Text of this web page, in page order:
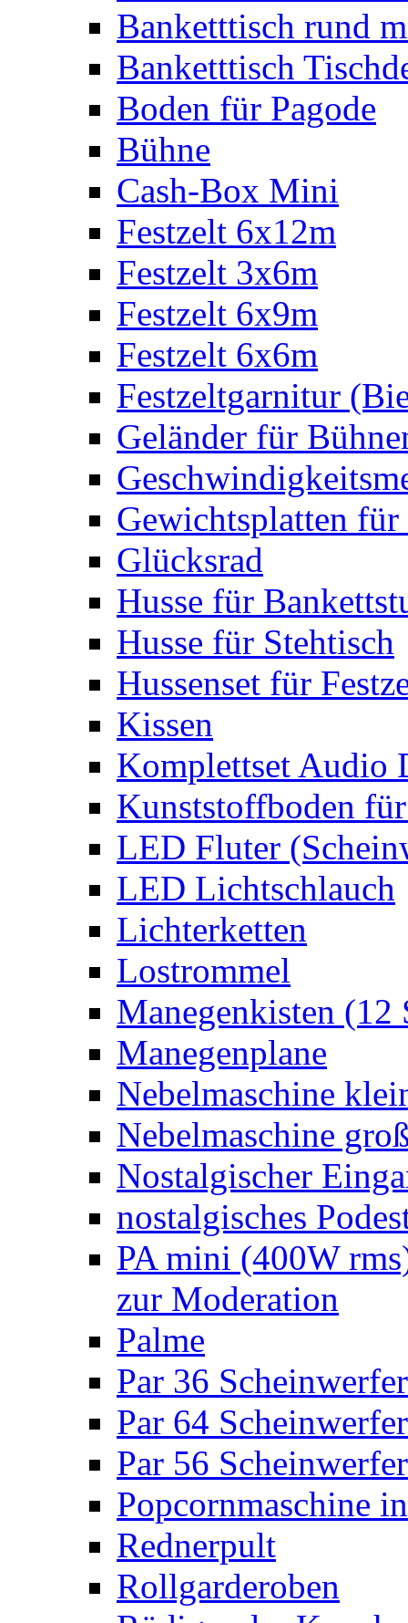
Banketttisch rund
Banketttisch
Boden für Pagode
Bühne
Cash-Box Mini
Festzelt 6x12m
Festzelt 3x6m
Festzelt 6x9m
Festzelt 6x6m
Festzeltgarnitur
Geländer für
Gewichtsplatten für
Glücksrad
Husse für
Husse für Stehtisch
Hussenset für
Kissen
Komplettset Audio
Kunststoffboden
LED Fluter
LED Lichtschlauch
Lichterketten
Lostrommel
Manegenkisten (12
Manegenplane
Nebelmaschine
Nebelmaschine
Nostalgischer
nostalgisches
PA mini (400W
zur Moderation
Palme
Par 36 Scheinwerfer
Par 64 Scheinwerfer
Par 56 Scheinwerfer
Popcornmaschine
Rednerpult
Rollgarderoben